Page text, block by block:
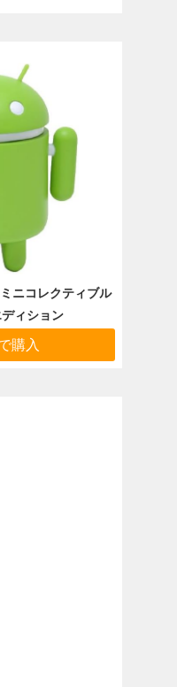
ニコレクティブル
ィション
購入